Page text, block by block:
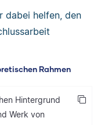
dabei helfen, den
Rahmen
Hintergrund
Werk von